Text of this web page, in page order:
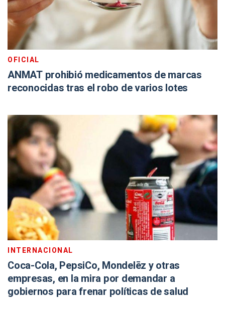
OFICIAL
ANMAT prohibió medicamentos de marcas
reconocidas tras el robo de varios lotes
INTERNACIONAL
Coca-Cola, PepsiCo, Mondelēz y otras
empresas, en la mira por demandar a
gobiernos para frenar políticas de salud